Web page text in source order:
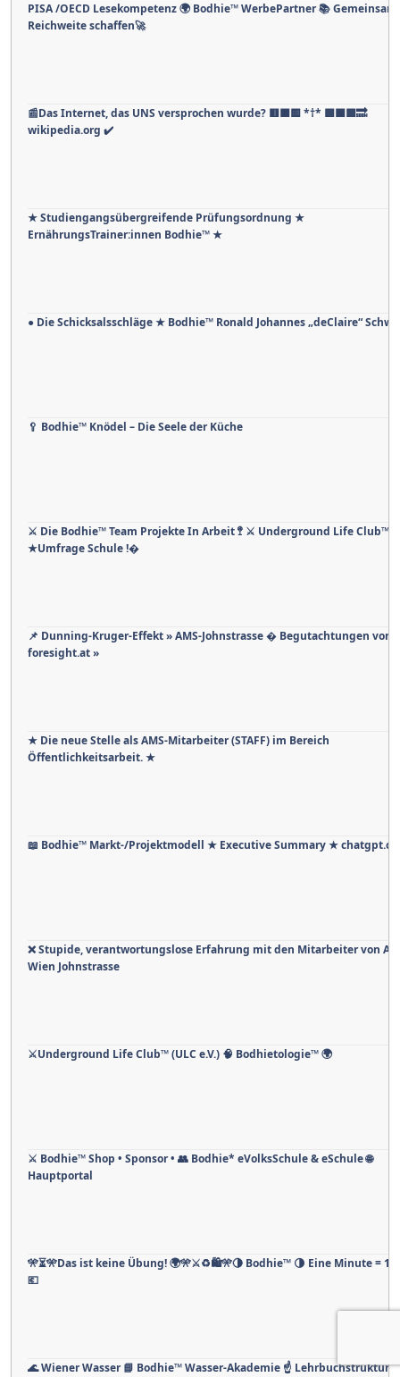
PISA /OECD Lesekompetenz 🌍 Bodhie™ WerbePartner 📚 Gemeinsam
Reichweite schaffen🚀
📰Das Internet, das UNS versprochen wurde? 🟥🟧🟨 *†* 🟩🟦🟪🔜
wikipedia.org ✔️
★ Studiengangsübergreifende Prüfungsordnung ★
ErnährungsTrainer:innen Bodhie™ ★
● Die Schicksalsschläge ★ Bodhie™ Ronald Johannes „deClaire“
🥄 Bodhie™ Knödel – Die Seele der Küche
⚔ Die Bodhie™ Team Projekte In Arbeit 🚏 ⚔ Underground Life Club™
★Umfrage Schule !�
📌 Dunning-Kruger-Effekt » AMS‑Johnstrasse � Begutachtungen von
foresight.at »
★ Die neue Stelle als AMS-Mitarbeiter (STAFF) im Bereich
Öffentlichkeitsarbeit. ★
📖 Bodhie™ Markt-/Projektmodell ★ Executive Summary ★
❌ Stupide, verantwortungslose Erfahrung mit den Mitarbeiter von
Wien Johnstrasse
⚔️Underground Life Club™ (ULC e.V.) 🧠 Bodhietologie™ 🌍
⚔ Bodhie™ Shop • Sponsor • 👥 Bodhie* eVolksSchule & eSchule 🌐
Hauptportal
🎌⏳🎌Das ist keine Übung! 🌍🎌⚔️♻️🛍️🎌🌗 Bodhie™ 🌗 Eine Minute = 1
💶
🌊 Wiener Wasser 📘 Bodhie™ Wasser-Akademie ☝ Lehrbuchstruktur